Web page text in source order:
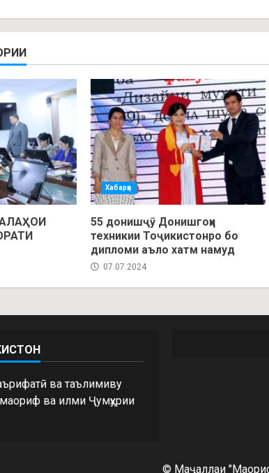
Хабарҳо
55 донишҷӯ Донишгоҳи
техникии Тоҷикистонро бо
дипломи аъло хатм намуд
07.07.2024
ва таълимиву
ва илми Ҷумҳурии
© Маҷаллаи